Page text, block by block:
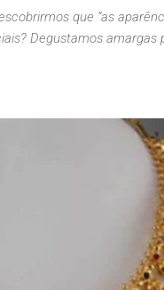
que “as
Degustamos